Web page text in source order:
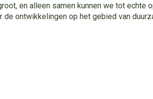
en alleen samen kunnen we tot echte
ontwikkelingen op het gebied van